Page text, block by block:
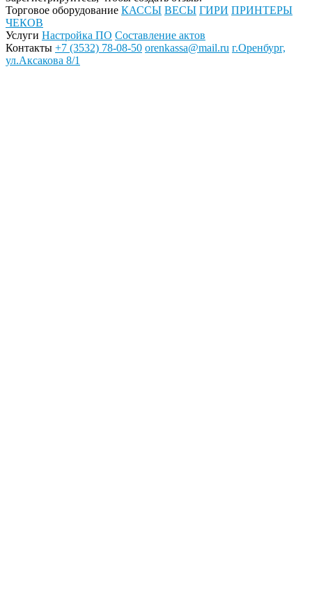
Торговое оборудование КАССЫ ВЕСЫ ГИРИ ПРИНТЕРЫ
ЧЕКОВ
Услуги Настройка ПО Составление актов
Контакты +7 (3532) 78-08-50 orenkassa@mail.ru г.Оренбург,
ул.Аксакова 8/1